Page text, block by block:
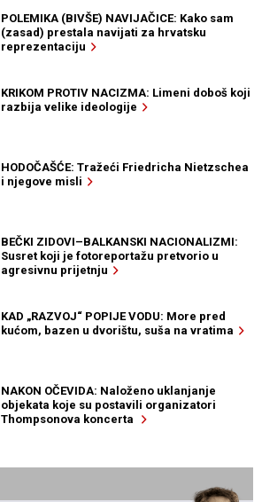
POLEMIKA (BIVŠE) NAVIJAČICE: Kako sam
(zasad) prestala navijati za hrvatsku
reprezentaciju
KRIKOM PROTIV NACIZMA: Limeni doboš koji
razbija velike ideologije
HODOČAŠĆE: Tražeći Friedricha Nietzschea
i njegove misli
BEČKI ZIDOVI–BALKANSKI NACIONALIZMI:
Susret koji je fotoreportažu pretvorio u
agresivnu prijetnju
KAD „RAZVOJ“ POPIJE VODU: More pred
kućom, bazen u dvorištu, suša na vratima
NAKON OČEVIDA: Naloženo uklanjanje
objekata koje su postavili organizatori
Thompsonova koncerta